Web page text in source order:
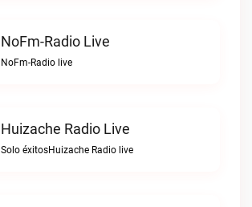
NoFm-Radio Live
NoFm-Radio live
Huizache Radio Live
Solo éxitosHuizache Radio live